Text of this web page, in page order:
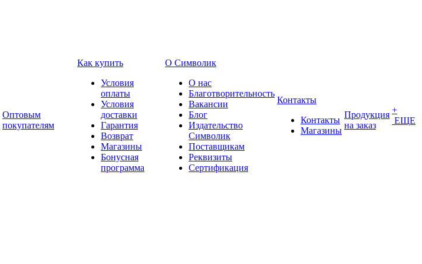
Оптовым
покупателям
Как купить
Условия
оплаты
Условия
доставки
Гарантия
Возврат
Магазины
Бонусная
программа
О Символик
О нас
Благотворительность
Вакансии
Блог
Издательство
Символик
Поставщикам
Реквизиты
Сертификация
Контакты
Контакты
Магазины
Продукция
на заказ
+
ЕЩЕ